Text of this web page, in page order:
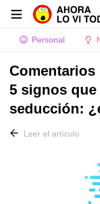
Personal
5 signos
seducción:
Leer el artículo